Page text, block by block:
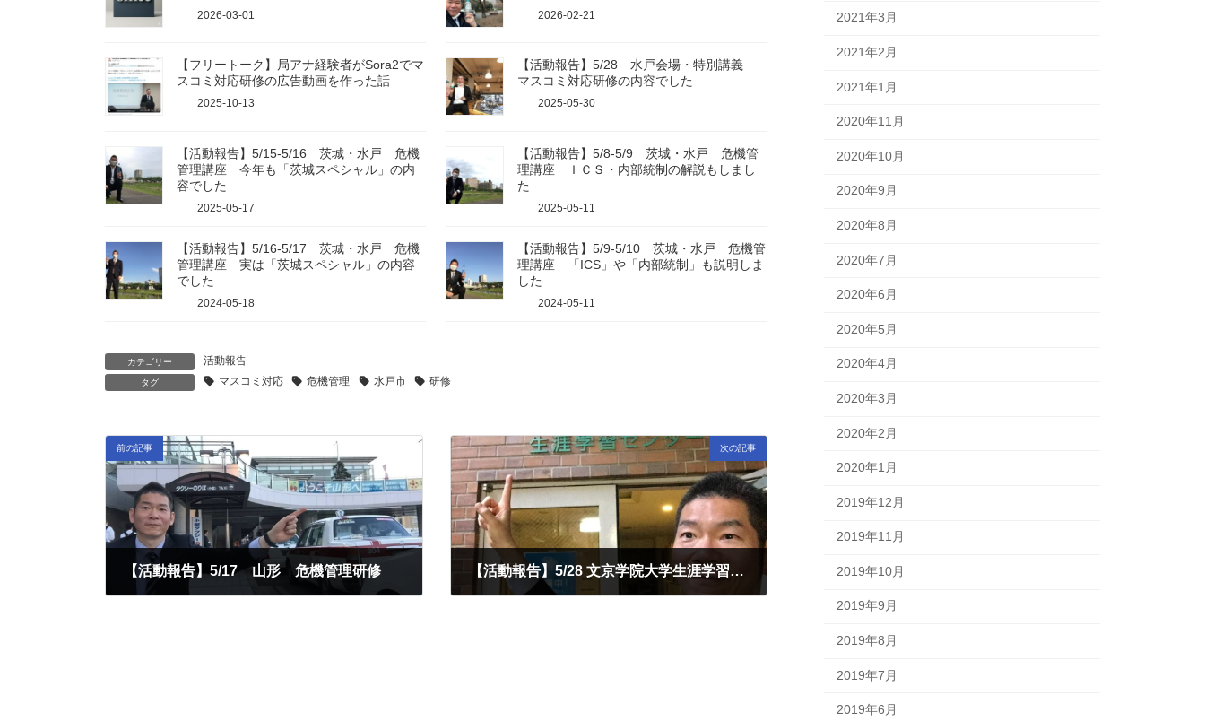
2026-03-01 2026-02-21
【フリートーク】局アナ経験者がSora2でマ
スコミ対応研修の広告動画を作った話
2025-10-13
【活動報告】5/28 水戸会場・特別講義
マスコミ対応研修の内容でした
2025-05-30
【活動報告】5/15-5/16 茨城・水戸 危機
管理講座 今年も「茨城スペシャル」の内
容でした
2025-05-17
【活動報告】5/8-5/9 茨城・水戸 危機管
理講座 ＩＣＳ・内部統制の解説もしまし
た
2025-05-11
【活動報告】5/16-5/17 茨城・水戸 危機
管理講座 実は「茨城スペシャル」の内容
でした
2024-05-18
【活動報告】5/9-5/10 茨城・水戸 危機管
理講座 「ICS」や「内部統制」も説明しま
した
2024-05-11
カテゴリー 活動報告
タグ マスコミ対応 危機管理 水戸市 研修
前の記事
【活動報告】5/17 山形 危機管理研修
次の記事
【活動報告】5/28 文京学院大学生涯学習センター DAY2
2021年3月
2021年2月
2021年1月
2020年11月
2020年10月
2020年9月
2020年8月
2020年7月
2020年6月
2020年5月
2020年4月
2020年3月
2020年2月
2020年1月
2019年12月
2019年11月
2019年10月
2019年9月
2019年8月
2019年7月
2019年6月